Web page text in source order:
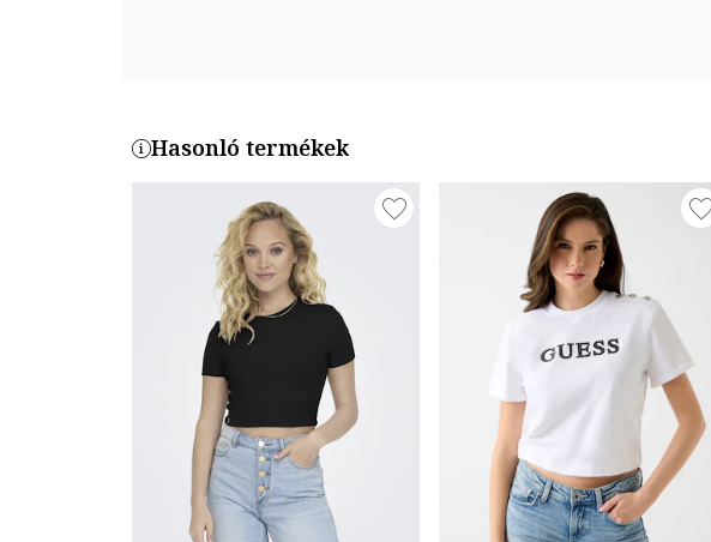
Hasonló termékek